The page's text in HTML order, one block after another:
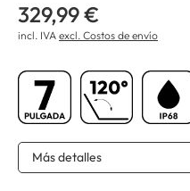
329,99 €
incl. IVA excl. Costos de envío